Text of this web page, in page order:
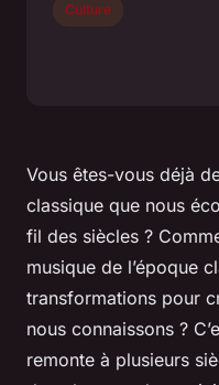
Vous êtes-vous déjà
classique que nous
fil des siècles ?
musique de l’époque
transformations pour
nous connaissons ?
remonte à plusieurs
Culture